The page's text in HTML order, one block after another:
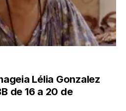
Lélia Gonzalez
de 16 a 20 de